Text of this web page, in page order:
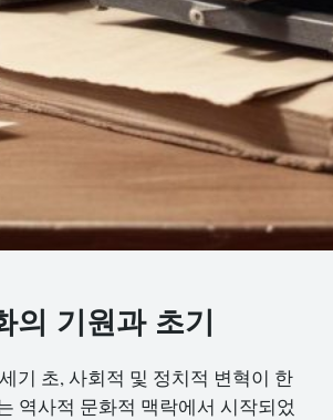
의 기원과 초기
기 초, 사회적 및 정치적 변혁이 한
역사적 문화적 맥락에서 시작되었